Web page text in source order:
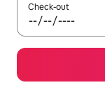
Check-out